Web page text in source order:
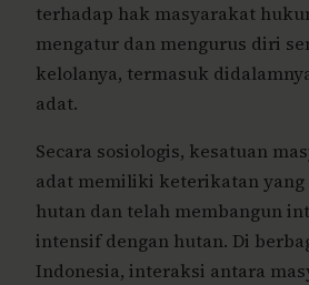
terhadap hak masyarakat
mengatur dan mengurus diri
kelolanya, termasuk
adat.
Secara sosiologis, kesatuan
adat memiliki keterikatan yang
hutan dan telah membangun
intensif dengan hutan. Di
Indonesia, interaksi antara